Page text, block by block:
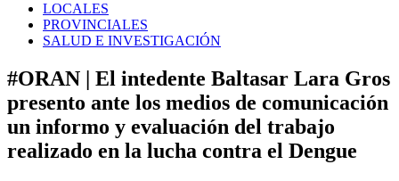
LOCALES
PROVINCIALES
SALUD E INVESTIGACIÓN
#ORAN | El intedente Baltasar Lara Gros
presento ante los medios de comunicación
un informo y evaluación del trabajo
realizado en la lucha contra el Dengue